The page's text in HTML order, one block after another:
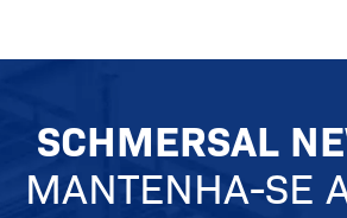
SCHMERSAL
MANTENHA-SE